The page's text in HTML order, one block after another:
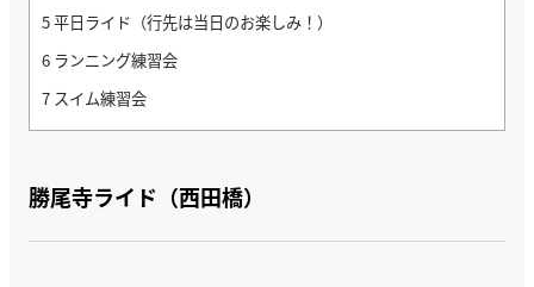
5平日ライド（行先は当日のお楽しみ！）
6 ランニング練習会
7 スイム練習会
勝尾寺ライド（西田橋）